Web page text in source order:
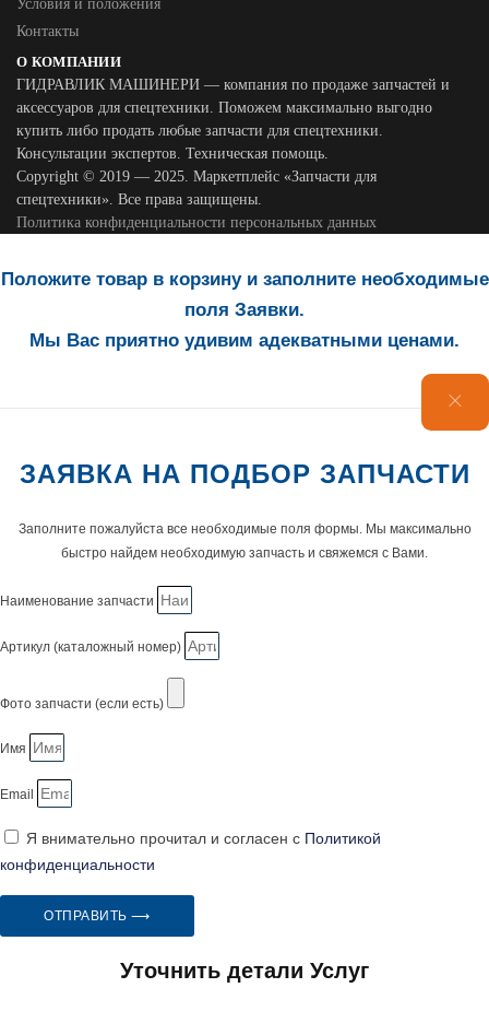
Условия и положения
Контакты
О КОМПАНИИ
ГИДРАВЛИК МАШИНЕРИ — компания по продаже запчастей и
аксессуаров для спецтехники. Поможем максимально выгодно
купить либо продать любые запчасти для спецтехники.
Консультации экспертов. Техническая помощь.
Copyright © 2019 — 2025. Маркетплейс «Запчасти для
спецтехники». Все права защищены.
Политика конфиденциальности персональных данных
Положите товар в корзину и заполните необходимые
поля Заявки.
Мы Вас приятно удивим адекватными ценами.
ЗАЯВКА НА ПОДБОР ЗАПЧАСТИ
Заполните пожалуйста все необходимые поля формы. Мы максимально
быстро найдем необходимую запчасть и свяжемся с Вами.
Наименование запчасти
Артикул (каталожный номер)
Фото запчасти (если есть)
Имя
Email
Я внимательно прочитал и согласен с Политикой
конфиденциальности
ОТПРАВИТЬ ⟶
Уточнить детали Услуг